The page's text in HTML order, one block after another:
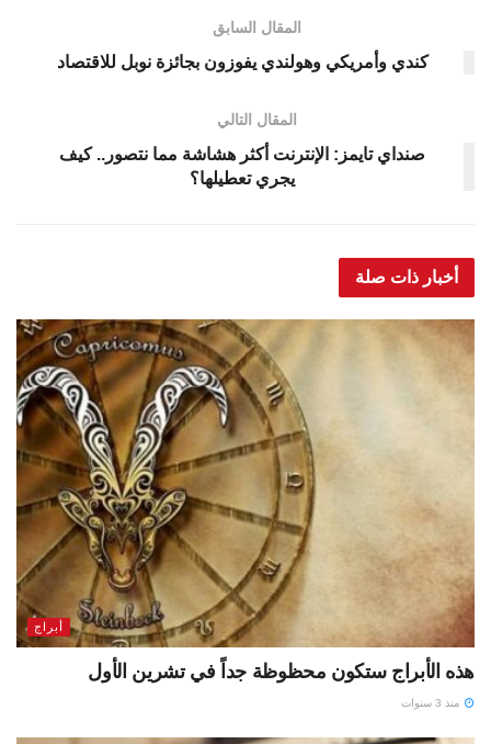
المقال السابق
كندي وأمريكي وهولندي يفوزون بجائزة نوبل للاقتصاد
المقال التالي
صنداي تايمز: الإنترنت أكثر هشاشة مما نتصور.. كيف
يجري تعطيلها؟
أخبار ذات صلة
أبراج
هذه الأبراج ستكون محظوظة جداً في تشرين الأول
منذ 3 سنوات